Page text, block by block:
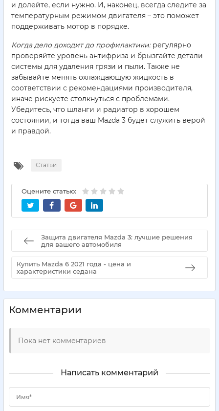
и долейте, если нужно. И, наконец, всегда следите за
температурным режимом двигателя – это поможет
поддерживать мотор в порядке.
Когда дело доходит до профилактики:регулярно
проверяйте уровень антифриза и брызгайте детали
системы для удаления грязи и пыли. Также не
забывайте менять охлаждающую жидкость в
соответствии с рекомендациями производителя,
иначе рискуете столкнуться с проблемами.
Убедитесь, что шланги и радиатор в хорошем
состоянии, и тогда ваш Mazda 3 будет служить верой
и правдой.
Статьи
Оцените статью:
Защита двигателя Mazda 3: лучшие решения
для вашего автомобиля
Купить Mazda 6 2021 года - цена и
характеристики седана
Комментарии
Пока нет комментариев
Написать комментарий
Имя*